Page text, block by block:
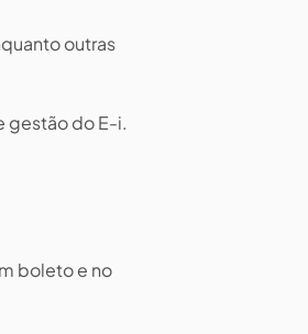
outras
gestão do E-i.
boleto e no